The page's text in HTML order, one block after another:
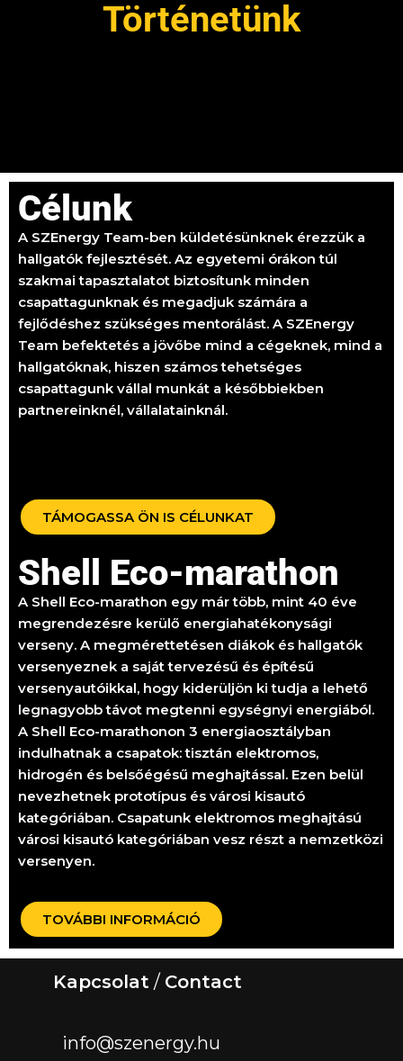
Történetünk
Célunk
A SZEnergy Team-ben küldetésünknek érezzük a
hallgatók fejlesztését. Az egyetemi órákon túl
szakmai tapasztalatot biztosítunk minden
csapattagunknak és megadjuk számára a
fejlődéshez szükséges mentorálást. A SZEnergy
Team befektetés a jövőbe mind a cégeknek, mind a
hallgatóknak, hiszen számos tehetséges
csapattagunk vállal munkát a későbbiekben
partnereinknél, vállalatainknál.
TÁMOGASSA ÖN IS CÉLUNKAT
Shell Eco-marathon
A Shell Eco-marathon egy már több, mint 40 éve
megrendezésre kerülő energiahatékonysági
verseny. A megmérettetésen diákok és hallgatók
versenyeznek a saját tervezésű és építésű
versenyautóikkal, hogy kiderüljön ki tudja a lehető
legnagyobb távot megtenni egységnyi energiából.
A Shell Eco-marathonon 3 energiaosztályban
indulhatnak a csapatok: tisztán elektromos,
hidrogén és belsőégésű meghajtással. Ezen belül
nevezhetnek prototípus és városi kisautó
kategóriában. Csapatunk elektromos meghajtású
városi kisautó kategóriában vesz részt a nemzetközi
versenyen.
TOVÁBBI INFORMÁCIÓ
Kapcsolat / Contact
info@szenergy.hu